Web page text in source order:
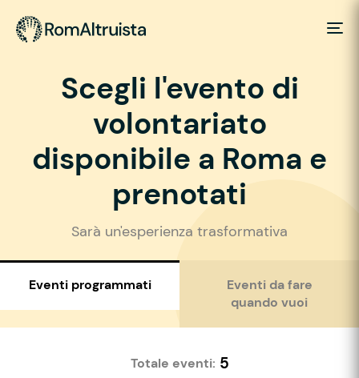
Scegli l'evento di
volontariato
disponibile a Roma e
prenotati
Sarà un'esperienza trasformativa
Eventi programmati
Eventi da fare
quando vuoi
Totale eventi: 5